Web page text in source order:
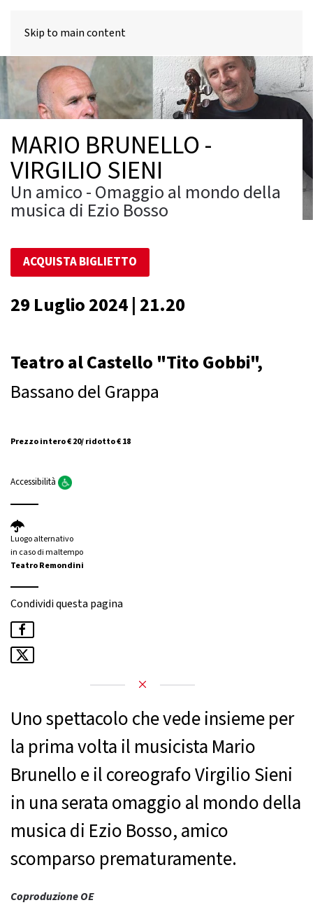
Skip to main content
MARIO BRUNELLO -
VIRGILIO SIENI
Un amico - Omaggio al mondo della
musica di Ezio Bosso
ACQUISTA BIGLIETTO
29 Luglio 2024 | 21.20
Teatro al Castello "Tito Gobbi",
Bassano del Grappa
Prezzo intero € 20/ ridotto € 18
Accessibilità
Luogo alternativo
in caso di maltempo
Teatro Remondini
Condividi questa pagina
Uno spettacolo che vede insieme per
la prima volta il musicista Mario
Brunello e il coreografo Virgilio Sieni
in una serata omaggio al mondo della
musica di Ezio Bosso, amico
scomparso prematuramente.
Coproduzione OE